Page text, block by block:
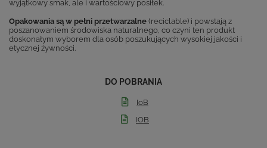
wyjątkowy smak, ale i wartościowy posiłek.
Opakowania są w pełni przetwarzalne (reciclable) i powstają z
poszanowaniem środowiska naturalnego, co czyni ten produkt
doskonałym wyborem dla osób poszukujących wysokiej jakości i
etycznej żywności.
DO POBRANIA
IoB
IOB